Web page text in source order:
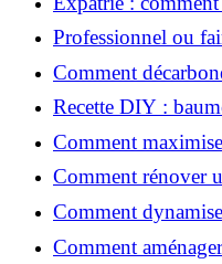
et rénover votre
Professionnel ou
pour votre
Comment
la rénovation
Recette DIY :
SPF
Comment
votre rénovation ?
Comment rénover
une maison durable ?
Comment
avec Action Cœur
Comment